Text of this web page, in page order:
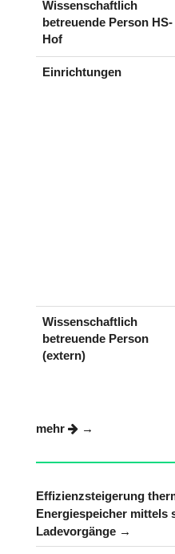
Wissenschaftlich
betreuende Person HS-
Hof
Einrichtungen
Wissenschaftlich
betreuende Person
(extern)
mehr
Effizienzsteigerung
Energiespeicher mittels
Ladevorgänge